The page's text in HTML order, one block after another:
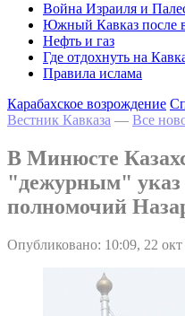
Война Израиля и
Южный Кавказ после
Нефть и газ
Где отдохнуть на
Правила ислама
Карабахское возрождение
Вестник Кавказа — Все
В Минюсте
"дежурным" указ
полномочий
Опубликовано: 10:09, 22